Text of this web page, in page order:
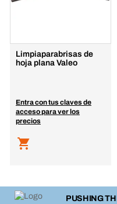
Limpiaparabrisas de
hoja plana Valeo
Entra con tus claves de
acceso para ver los
precios
PUSHING